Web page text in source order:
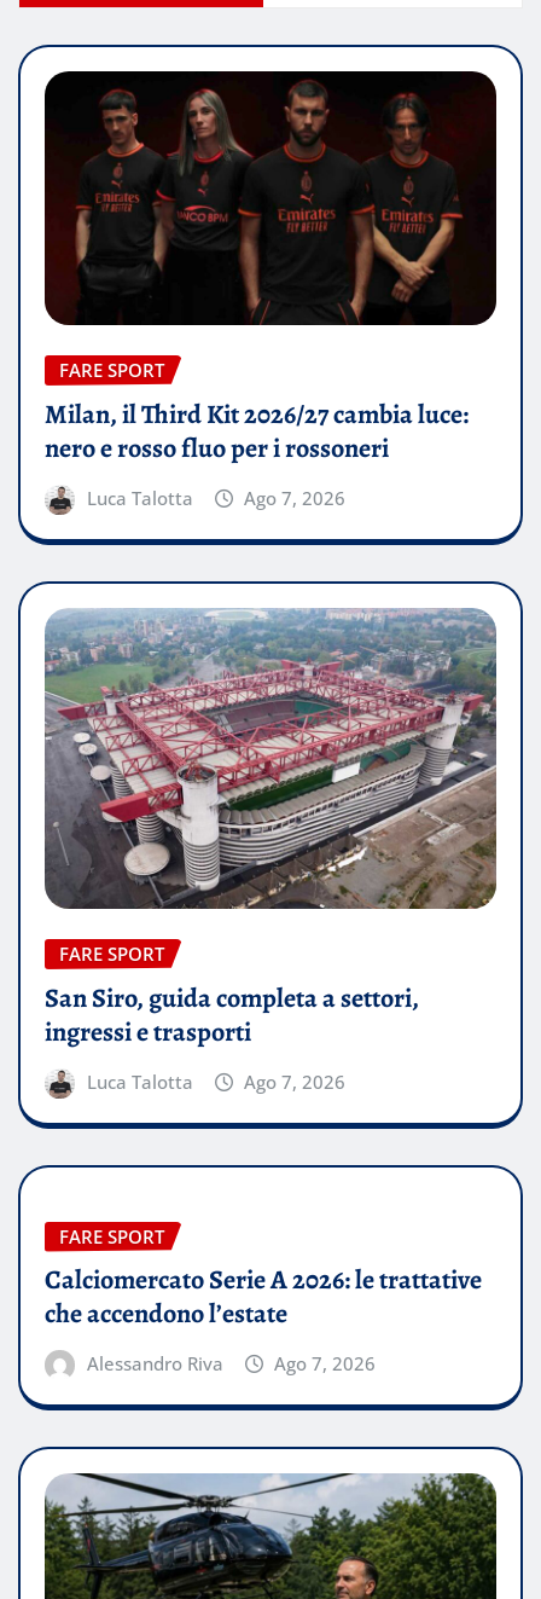
FARE SPORT
Milan, il Third Kit 2026/27 cambia luce:
nero e rosso fluo per i rossoneri
Luca Talotta Ago 7, 2026
FARE SPORT
San Siro, guida completa a settori,
ingressi e trasporti
Luca Talotta Ago 7, 2026
FARE SPORT
Calciomercato Serie A 2026: le trattative
che accendono l’estate
Alessandro Riva Ago 7, 2026